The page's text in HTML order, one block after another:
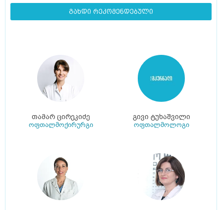
გახდი რეკომენდებული
თამარ ცირეკიძე
ოფთალმოქირურგი
გივი ტუხაშვილი
ოფთალმოლოგი